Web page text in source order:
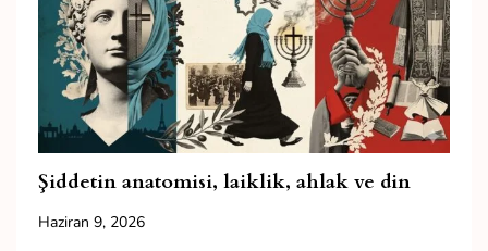
Şiddetin anatomisi, laiklik, ahlak ve din
Haziran 9, 2026